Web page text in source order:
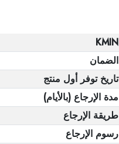
KMIN
الضمان
تاريخ توفر أول منتج
مدة الإرجاع (بالأيام)
طريقة الإرجاع
رسوم الإرجاع